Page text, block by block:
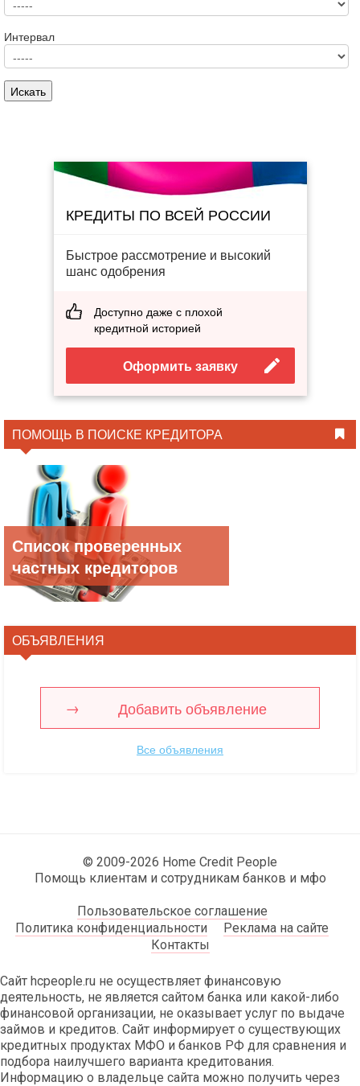
Интервал
КРЕДИТЫ ПО ВСЕЙ РОССИИ
Быстрое рассмотрение и высокий
шанс одобрения
Доступно даже с плохой
кредитной историей
Оформить заявку
ПОМОЩЬ В ПОИСКЕ КРЕДИТОРА
Список проверенных
частных кредиторов
ОБЪЯВЛЕНИЯ
Добавить объявление
Все объявления
© 2009-2026 Home Credit People
Помощь клиентам и сотрудникам банков и мфо
Пользовательское соглашение
Политика конфиденциальности
Реклама на сайте
Контакты
Сайт hcpeople.ru не осуществляет финансовую
деятельность, не является сайтом банка или какой-либо
финансовой организации, не оказывает услуг по выдаче
займов и кредитов. Сайт информирует о существующих
кредитных продуктах МФО и банков РФ для сравнения и
подбора наилучшего варианта кредитования.
Информацию о владельце сайта можно получить через